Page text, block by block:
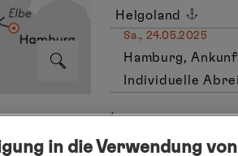
Helgoland
Sa., 24.05.2025
Hamburg,
Individuelle
1Die Landaktivitäten
in die Verwendung